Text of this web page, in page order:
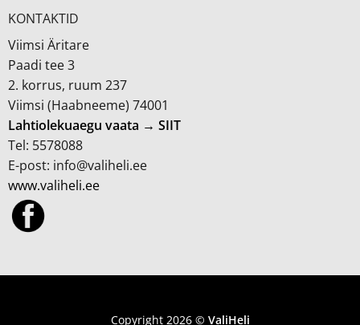
KONTAKTID
Viimsi Äritare
Paadi tee 3
2. korrus, ruum 237
Viimsi (Haabneeme) 74001
Lahtiolekuaegu vaata → SIIT
Tel: 5578088
E-post: info@valiheli.ee
www.valiheli.ee
Copyright 2026 © ValiHeli